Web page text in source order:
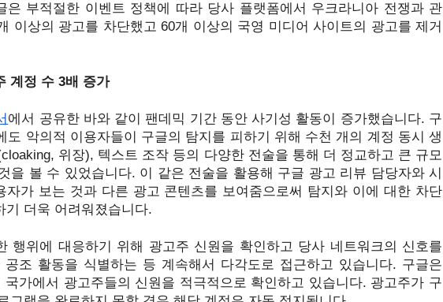
은 부적절한 이벤트 정책에 따라 당사 플랫폼에서 우크라니아 전쟁과 관
이상의 광고를 차단했고 60개 이상의 국영 미디어 사이트의 광고를 제거
계정 수 3배 증가
에서 공유한 바와 같이 팬데믹 기간 동안 사기성 활동이 증가했습니다. 구
도 악의적 이용자들이 구글의 탐지를 피하기 위해 수천 개의 계정 동시 생
위장), 텍스트 조작 등의 다양한 전술을 통해 더 정교하고 큰 규모
을 볼 수 있었습니다. 이 같은 전술을 활용해 구글 광고 리뷰 담당자와 시
자가 보는 것과 다른 광고 콘텐츠를 보여줌으로써 탐지와 이에 대한 차단
기 더욱 어려워졌습니다.
행위에 대응하기 위해 광고주 신원을 확인하고 당사 네트워크의 신호를
조 활동을 식별하는 등 계속해서 다각도로 접근하고 있습니다. 구글은
국가에서 광고주들의 신원을 적극적으로 확인하고 있습니다. 광고주가 구